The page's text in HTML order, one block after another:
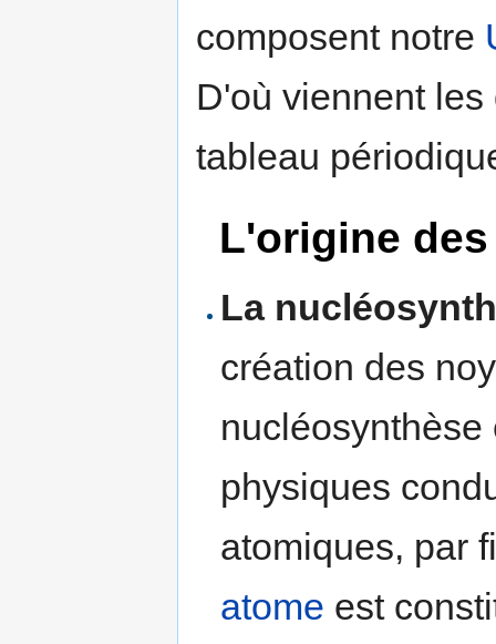
composent notre
D'où viennent
tableau
L'origine
La
création des
physiques
atomiques, par
atome est